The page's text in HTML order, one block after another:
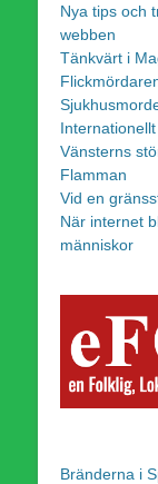
Nya tips och
webben
Tänkvärt i
Vänsterns
Flamman
Vid en
När internet
människor
Bränderna i